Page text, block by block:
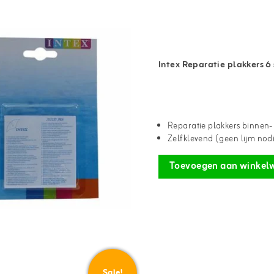
Intex Reparatie plakkers 6
Reparatie plakkers
Zelfklevend (geen lijm
Toevoegen aan